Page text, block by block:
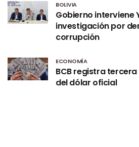
BOLIVIA
Gobierno interviene
investigación por
corrupción
ECONOMÍA
BCB registra
del dólar oficial